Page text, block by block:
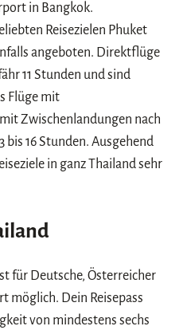
in Bangkok.
Reisezielen Phuket
angeboten. Direktflüge
11 Stunden und sind
Flüge mit
Zwischenlandungen nach
bis 16 Stunden. Ausgehend
in ganz Thailand sehr
für Deutsche, Österreicher
möglich. Dein Reisepass
von mindestens sechs